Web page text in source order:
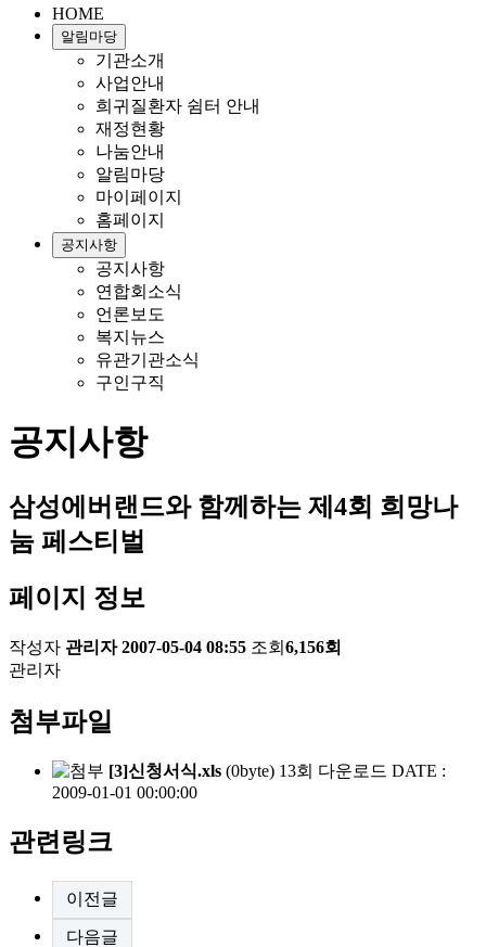
HOME
알림마당
기관소개
사업안내
희귀질환자 쉼터 안내
재정현황
나눔안내
알림마당
마이페이지
홈페이지
공지사항
공지사항
연합회소식
언론보도
복지뉴스
유관기관소식
구인구직
공지사항
삼성에버랜드와 함께하는 제4회 희망나
눔 페스티벌
페이지 정보
작성자 관리자 2007-05-04 08:55 조회 6,156회
관리자
첨부파일
[3]신청서식.xls (0byte) 13회 다운로드 DATE :
2009-01-01 00:00:00
관련링크
이전글
다음글